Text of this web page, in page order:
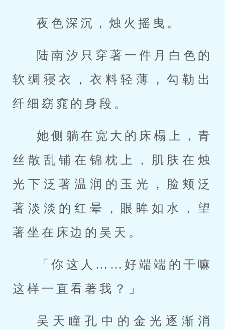
夜色深沉，烛火摇曳。
陆南汐只穿著一件月白色的
软绸寝衣，衣料轻薄，勾勒出
纤细窈窕的身段。
她侧躺在宽大的床榻上，青
丝散乱铺在锦枕上，肌肤在烛
光下泛著温润的玉光，脸颊泛
著淡淡的红晕，眼眸如水，望
著坐在床边的吴天。
「你这人……好端端的干嘛
这样一直看著我？」
吴天瞳孔中的金光逐渐消